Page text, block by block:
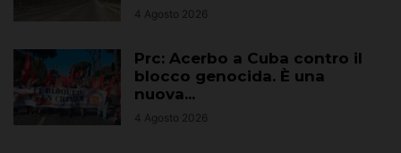
4 Agosto 2026
Prc: Acerbo a Cuba contro il
blocco genocida. È una
nuova...
4 Agosto 2026